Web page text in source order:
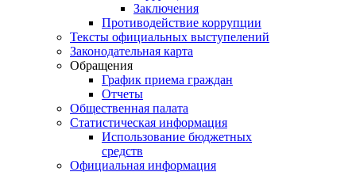
Заключения
Противодействие коррупции
Тексты официальных выступелений
Законодательная карта
Обращения
График приема граждан
Отчеты
Общественная палата
Статистическая информация
Использование бюджетных
средств
Официальная информация